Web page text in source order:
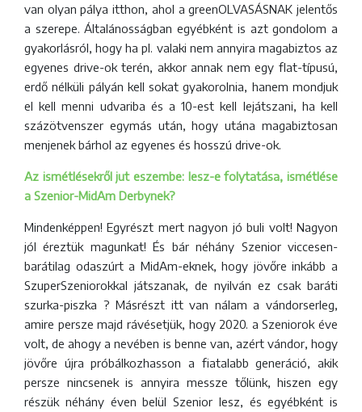
van olyan pálya itthon, ahol a greenOLVASÁSNAK jelentős
a szerepe. Általánosságban egyébként is azt gondolom a
gyakorlásról, hogy ha pl. valaki nem annyira magabiztos az
egyenes drive-ok terén, akkor annak nem egy flat-típusú,
erdő nélküli pályán kell sokat gyakorolnia, hanem mondjuk
el kell menni udvariba és a 10-est kell lejátszani, ha kell
százötvenszer egymás után, hogy utána magabiztosan
menjenek bárhol az egyenes és hosszú drive-ok.
Az ismétlésekről jut eszembe: lesz-e folytatása, ismétlése
a Szenior-MidAm Derbynek?
Mindenképpen! Egyrészt mert nagyon jó buli volt! Nagyon
jól éreztük magunkat! És bár néhány Szenior viccesen-
barátilag odaszúrt a MidAm-eknek, hogy jövőre inkább a
SzuperSzeniorokkal játszanak, de nyilván ez csak baráti
szurka-piszka ? Másrészt itt van nálam a vándorserleg,
amire persze majd rávésetjük, hogy 2020. a Szeniorok éve
volt, de ahogy a nevében is benne van, azért vándor, hogy
jövőre újra próbálkozhasson a fiatalabb generáció, akik
persze nincsenek is annyira messze tőlünk, hiszen egy
részük néhány éven belül Szenior lesz, és egyébként is